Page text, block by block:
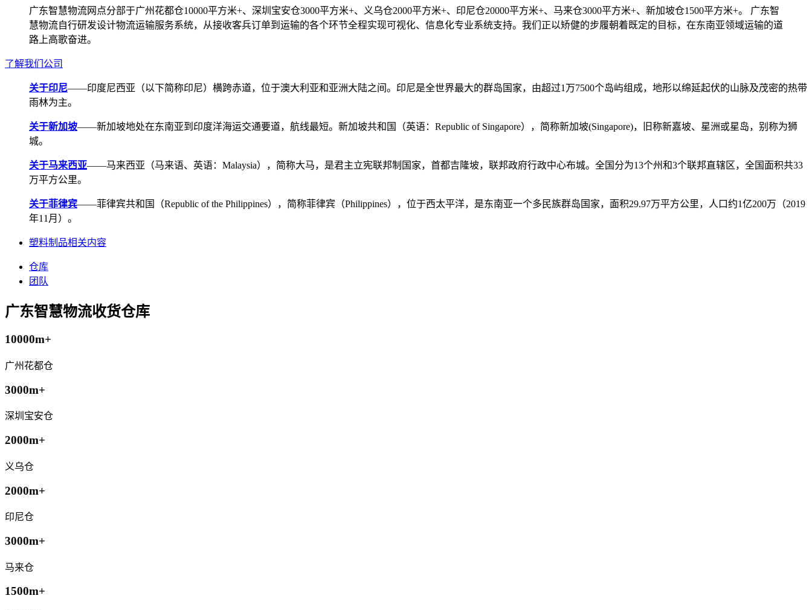
广东智慧物流网点分部于广州花都仓10000平方米+、深圳宝安仓3000平方米+、义乌仓2000平方米+、印尼仓20000平方米+、马来仓3000平方米+、新加坡仓1500平方米+。 广东智
慧物流自行研发设计物流运输服务系统，从接收客兵订单到运输的各个环节全程实现可视化、信息化专业系统支持。我们正以矫健的步履朝着既定的目标，在东南亚领域运输的道
路上高歌奋进。
了解我们公司
关于印尼——印度尼西亚（以下简称印尼）横跨赤道，位于澳大利亚和亚洲大陆之间。印尼是全世界最大的群岛国家，由超过1万7500个岛屿组成，地形以绵延起伏的山脉及茂密的热带
雨林为主。
关于新加坡——新加坡地处在东南亚到印度洋海运交通要道，航线最短。新加坡共和国（英语：Republic of Singapore），简称新加坡(Singapore)，旧称新嘉坡、星洲或星岛，别称为狮
城。
关于马来西亚——马来西亚（马来语、英语：Malaysia），简称大马，是君主立宪联邦制国家，首都吉隆坡，联邦政府行政中心布城。全国分为13个州和3个联邦直辖区，全国面积共33
万平方公里。
关于菲律宾——菲律宾共和国（Republic of the Philippines），简称菲律宾（Philippines），位于西太平洋，是东南亚一个多民族群岛国家，面积29.97万平方公里，人口约1亿200万（2019
年11月）。
塑料制品相关内容
仓库
团队
广东智慧物流收货仓库
10000m+
广州花都仓
3000m+
深圳宝安仓
2000m+
义乌仓
2000m+
印尼仓
3000m+
马来仓
1500m+